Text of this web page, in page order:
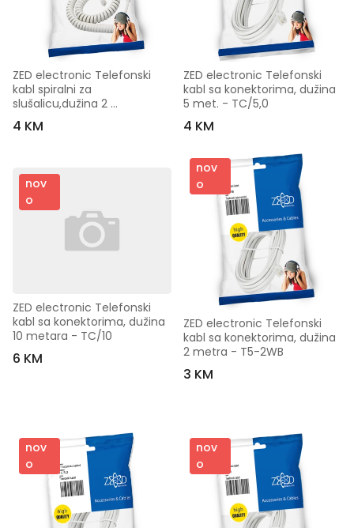
ZED electronic Telefonski
kabl spiralni za
slušalicu,dužina 2
metra,bijeli - T6-2WB
4 KM
ZED electronic Telefonski
kabl sa konektorima, dužina
5 met. - TC/5,0
4 KM
nov
o
ZED electronic Telefonski
kabl sa konektorima, dužina
10 metara - TC/10
6 KM
nov
o
ZED electronic Telefonski
kabl sa konektorima, dužina
2 metra - T5-2WB
3 KM
nov
o
nov
o